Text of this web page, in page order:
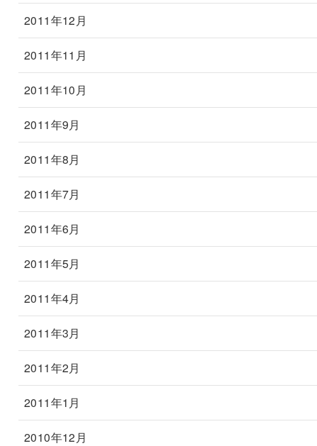
2011年12月
2011年11月
2011年10月
2011年9月
2011年8月
2011年7月
2011年6月
2011年5月
2011年4月
2011年3月
2011年2月
2011年1月
2010年12月